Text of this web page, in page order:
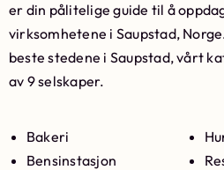
er din pålitelige guide til å
virksomhetene i Saupstad,
beste stedene i Saupstad, vårt
av 9 selskaper.
Bakeri
Bensinstasjon